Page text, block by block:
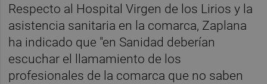
Respecto al Hospital Virgen de los Lirios y la
asistencia sanitaria en la comarca, Zaplana
ha indicado que "en Sanidad deberían
escuchar el llamamiento de los
profesionales de la comarca que no saben